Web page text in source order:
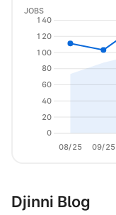
08/25 09/25
0
20
40
60
80
100
120
140
JOBS
Djinni Blog